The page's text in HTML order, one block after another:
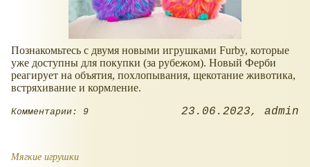
Познакомьтесь с двумя новыми игрушками Furby, которые
уже доступны для покупки (за рубежом). Новый Ферби
реагирует на объятия, похлопывания, щекотание животика,
встряхивание и кормление.
Комментарии: 9 23.06.2023 admin
Мягкие игрушки